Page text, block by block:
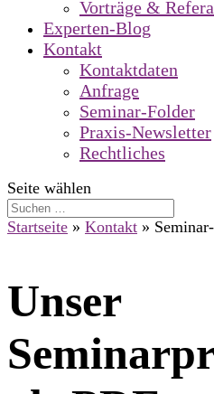
Vorträge &
Experten-Blog
Kontakt
Kontaktdaten
Anfrage
Seminar-Folder
Praxis-Newsletter
Rechtliches
Seite wählen
Startseite » Kontakt »
Unser